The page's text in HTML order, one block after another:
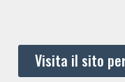
Visita il sito